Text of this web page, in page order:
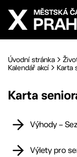
Přejít na hlavní
Úvodní stránka
Kalendář akcí
Karta
Karta
Výhody –
Výlety pro